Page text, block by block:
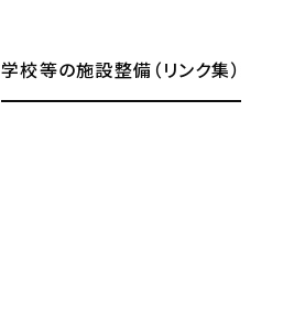
学校等の施設整備（リンク集）